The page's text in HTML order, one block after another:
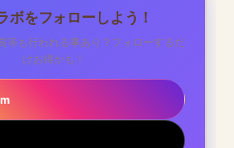
ボをフォローしよう！
等も行われる事あり？フォローするだ
けお得かも！